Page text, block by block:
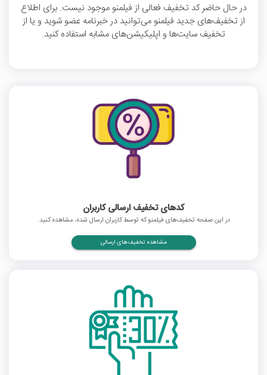
در حال حاضر کد تخفیف فعالی از فیلمنو موجود نیست. برای اطلاع
از تخفیف‌های جدید فیلمنو می‌توانید در خبرنامه عضو شوید و یا از
تخفیف سایت‌ها و اپلیکیشن‌های مشابه استفاده کنید.
کدهای تخفیف ارسالی کاربران
در این صفحه تخفیف‌های فیلمنو که توسط کاربران ارسال شده، مشاهده کنید.
مشاهده تخفیف‌های ارسالی